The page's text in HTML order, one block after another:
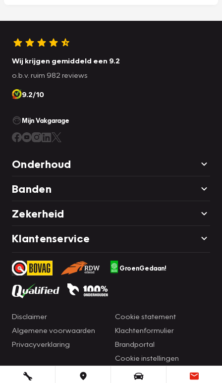
Wij krijgen gemiddeld een 9.2
o.b.v. ruim 982 reviews
9.2/10
Mijn Vakgarage
Onderhoud
Banden
Zekerheid
Klantenservice
GroenGedaan!
Disclaimer
Algemene voorwaarden
Privacyverklaring
Cookie statement
Klachtenformulier
Brandportal
Cookie instellingen